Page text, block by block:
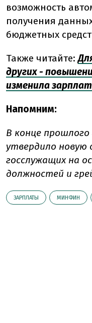
возможность
получения
бюджетных
Также читайте:
других -
изменила
Напомним:
В конце
утвердило новую
госслужащих на
должностей и
ЗАРПЛАТЫ МИНФИН